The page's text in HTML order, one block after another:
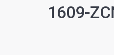
1609-